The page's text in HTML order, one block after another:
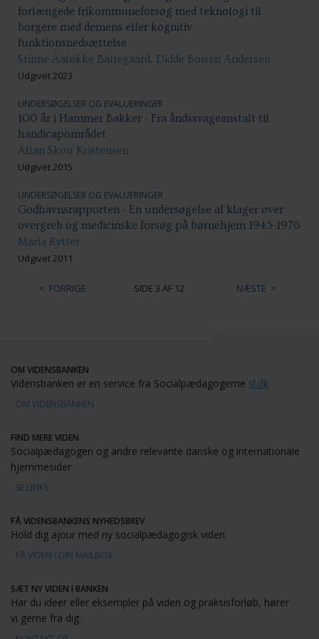
forlængede frikommuneforsøg med teknologi til
borgere med demens eller kognitiv
funktionsnedsættelse
Stinne Aaløkke Ballegaard, Didde Boisen Andersen
Udgivet 2023
UNDERSØGELSER OG EVALUERINGER
100 år i Hammer Bakker - Fra åndssvageanstalt til
handicapområdet
Allan Skou Kristensen
Udgivet 2015
UNDERSØGELSER OG EVALUERINGER
Godhavnsrapporten - En undersøgelse af klager over
overgreb og medicinske forsøg på børnehjem 1945-1976
Maria Rytter
Udgivet 2011
FORRIGE SIDE 3 AF 12 NÆSTE
OM VIDENSBANKEN
Vidensbanken er en service fra Socialpædagogerne sl.dk
OM VIDENSBANKEN
FIND MERE VIDEN
Socialpædagogen og andre relevante danske og internationale
hjemmesider.
SE LINKS
FÅ VIDENSBANKENS NYHEDSBREV
Hold dig ajour med ny socialpædagogisk viden.
FÅ VIDEN I DIN MAILBOX
SÆT NY VIDEN I BANKEN
Har du ideer eller eksempler på viden og praksisforløb, hører
vi gerne fra dig.